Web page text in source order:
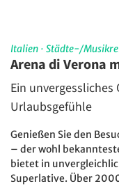
Italien · Städte-/
Arena di Verona
Ein
Urlaubsgefühle
Genießen Sie den
– der wohl
bietet in
Superlative. Über